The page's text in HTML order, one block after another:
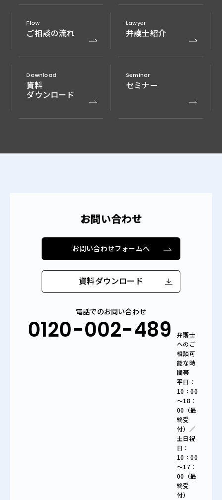
Flow
ご相談の流れ
Lawyer
弁護士紹介
Download
資料
ダウンロード
Seminar
セミナー
お問い合わせ
お問い合わせフォームへ
資料ダウンロード
電話でのお問い合わせ
0120-002-489
弁護士
へのご
相談可
能な時
間帯
平日：
10：00
～18：
00（最
終受
付）／
土日祝
日：
10：00
～17：
00（最
終受
付）